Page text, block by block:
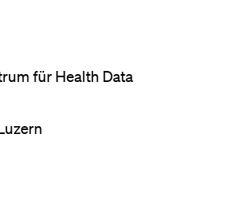
für Health Data